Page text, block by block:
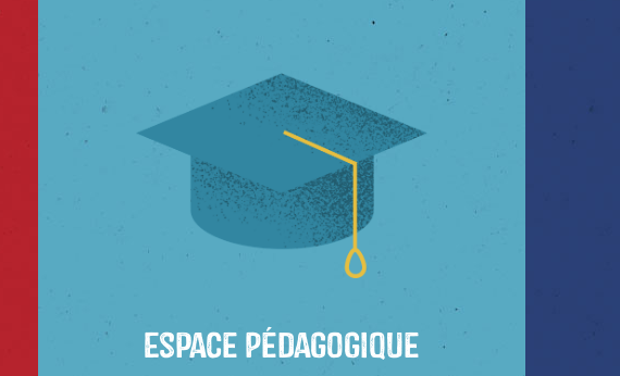
Espace Pédagogique